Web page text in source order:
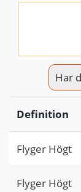
Har
Definition
Flyger Högt
Flyger Högt